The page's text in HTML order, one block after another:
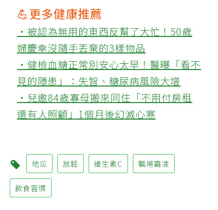
💪更多健康推薦
‧被認為無用的東西反幫了大忙！50歲
婦慶幸沒隨手丟棄的3樣物品
‧健檢血糖正常別安心太早！醫曝「看不
見的隱患」：失智、糖尿病風險大增
‧兒邀84歲寡母搬來同住「不用付房租
還有人照顧」1個月後幻滅心寒
地瓜 放屁 維生素C 職場霸凌
飲食習慣